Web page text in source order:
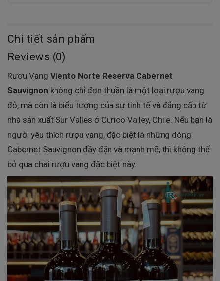
Chi tiết sản phẩm
Reviews (0)
Rượu Vang Viento Norte Reserva Cabernet
Sauvignon không chỉ đơn thuần là một loại rượu vang
đỏ, mà còn là biểu tượng của sự tinh tế và đẳng cấp từ
nhà sản xuất Sur Valles ở Curico Valley, Chile. Nếu bạn là
người yêu thích rượu vang, đặc biệt là những dòng
Cabernet Sauvignon đầy đặn và mạnh mẽ, thì không thể
bỏ qua chai rượu vang đặc biệt này.